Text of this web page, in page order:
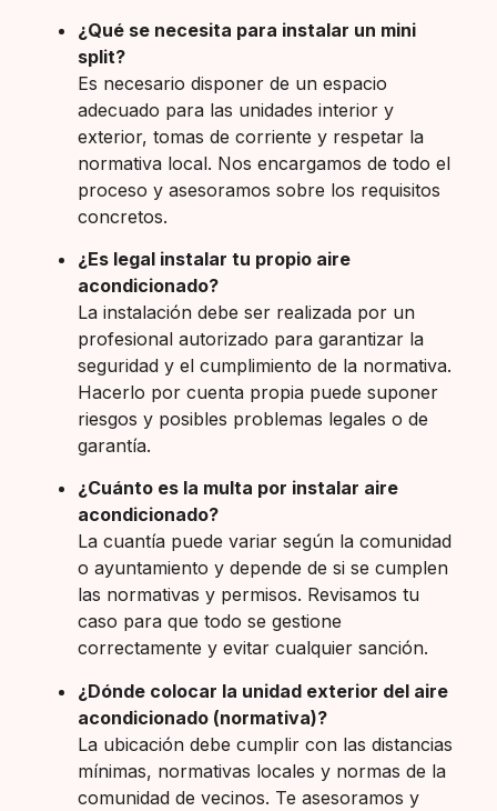
¿Qué se necesita para instalar un mini
split?
Es necesario disponer de un espacio
adecuado para las unidades interior y
exterior, tomas de corriente y respetar la
normativa local. Nos encargamos de todo el
proceso y asesoramos sobre los requisitos
concretos.
¿Es legal instalar tu propio aire
acondicionado?
La instalación debe ser realizada por un
profesional autorizado para garantizar la
seguridad y el cumplimiento de la normativa.
Hacerlo por cuenta propia puede suponer
riesgos y posibles problemas legales o de
garantía.
¿Cuánto es la multa por instalar aire
acondicionado?
La cuantía puede variar según la comunidad
o ayuntamiento y depende de si se cumplen
las normativas y permisos. Revisamos tu
caso para que todo se gestione
correctamente y evitar cualquier sanción.
¿Dónde colocar la unidad exterior del aire
acondicionado (normativa)?
La ubicación debe cumplir con las distancias
mínimas, normativas locales y normas de la
comunidad de vecinos. Te asesoramos y